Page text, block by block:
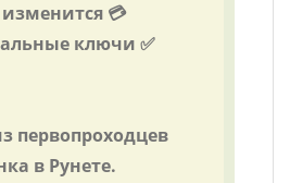
💳
ключи ✅
первопроходцев
в Рунете.